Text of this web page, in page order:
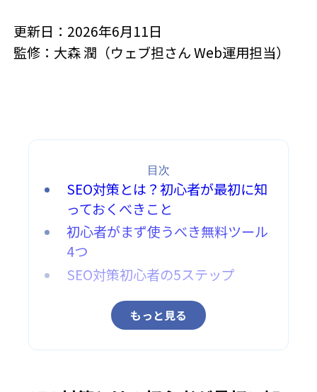
更新日：2026年6月11日
監修：大森 潤（ウェブ担さん Web運用担当）
目次
SEO対策とは？初心者が最初に知
っておくべきこと
初心者がまず使うべき無料ツール
4つ
SEO対策初心者の5ステップ
もっと見る